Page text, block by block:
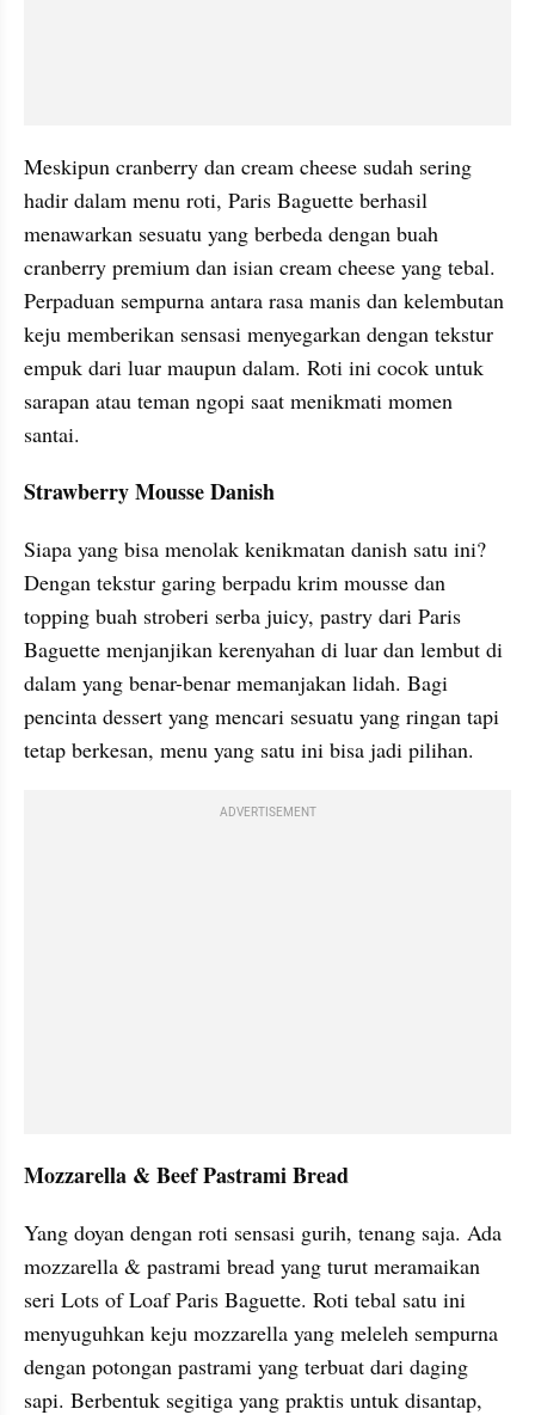
Meskipun cranberry dan cream cheese sudah sering
hadir dalam menu roti, Paris Baguette berhasil
menawarkan sesuatu yang berbeda dengan buah
cranberry premium dan isian cream cheese yang tebal.
Perpaduan sempurna antara rasa manis dan kelembutan
keju memberikan sensasi menyegarkan dengan tekstur
empuk dari luar maupun dalam. Roti ini cocok untuk
sarapan atau teman ngopi saat menikmati momen
santai.
Strawberry Mousse Danish
Siapa yang bisa menolak kenikmatan danish satu ini?
Dengan tekstur garing berpadu krim mousse dan
topping buah stroberi serba juicy, pastry dari Paris
Baguette menjanjikan kerenyahan di luar dan lembut di
dalam yang benar-benar memanjakan lidah. Bagi
pencinta dessert yang mencari sesuatu yang ringan tapi
tetap berkesan, menu yang satu ini bisa jadi pilihan.
ADVERTISEMENT
Mozzarella & Beef Pastrami Bread
Yang doyan dengan roti sensasi gurih, tenang saja. Ada
mozzarella & pastrami bread yang turut meramaikan
seri Lots of Loaf Paris Baguette. Roti tebal satu ini
menyuguhkan keju mozzarella yang meleleh sempurna
dengan potongan pastrami yang terbuat dari daging
sapi. Berbentuk segitiga yang praktis untuk disantap,